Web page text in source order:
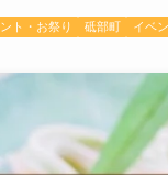
ト・お祭り 砥部町 イベ